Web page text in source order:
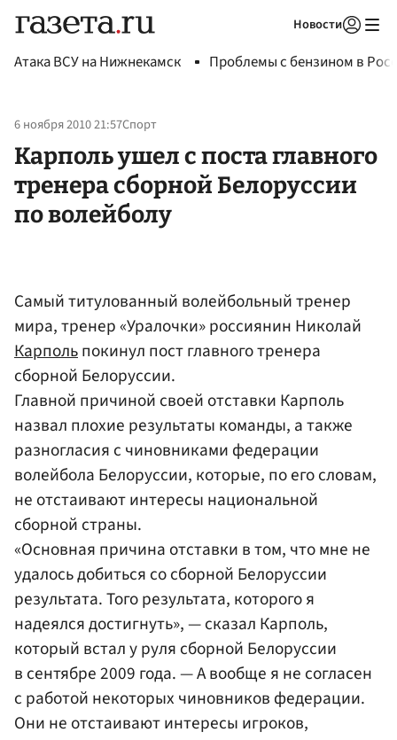
Новости
Атака ВСУ на Нижнекамск Проблемы с бензином в
6 ноября 2010 21:57Спорт
Карполь ушел с поста главного
тренера сборной Белоруссии
по волейболу
Самый титулованный волейбольный тренер
мира, тренер «Уралочки» россиянин Николай
Карпольпокинул пост главного тренера
сборной Белоруссии.
Главной причиной своей отставки Карполь
назвал плохие результаты команды, а также
разногласия с чиновниками федерации
волейбола Белоруссии, которые, по его словам,
не отстаивают интересы национальной
сборной страны.
«Основная причина отставки в том, что мне не
удалось добиться со сборной Белоруссии
результата. Того результата, которого я
надеялся достигнуть», — сказал Карполь,
который встал у руля сборной Белоруссии
в сентябре 2009 года. — А вообще я не согласен
с работой некоторых чиновников федерации.
Они не отстаивают интересы игроков,